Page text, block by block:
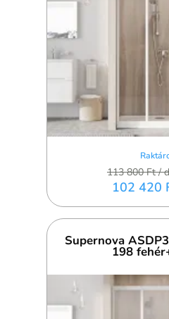
113 800 Ft/
102 420
Supernova
198